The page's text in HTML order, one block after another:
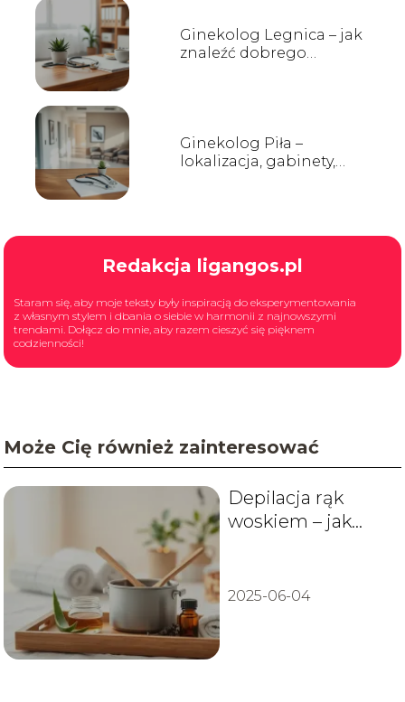
Ginekolog Legnica – jak
znaleźć dobrego
Ginekolog Piła –
lokalizacja, gabinety,
Redakcja ligangos.pl
Staram się, aby moje teksty były inspiracją do eksperymentowania
z własnym stylem i dbania o siebie w harmonii z najnowszymi
trendami. Dołącz do mnie, aby razem cieszyć się pięknem
codzienności!
Może Cię również zainteresować
Depilacja rąk
woskiem – jak
2025-06-04